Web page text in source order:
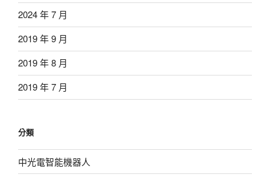
2024 年 7 月
2019 年 9 月
2019 年 8 月
2019 年 7 月
分類
中光電智能機器人